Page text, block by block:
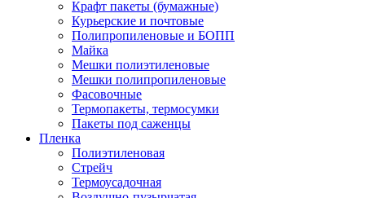
Крафт пакеты (бумажные)
Курьерские и почтовые
Полипропиленовые и БОПП
Майка
Мешки полиэтиленовые
Мешки полипропиленовые
Фасовочные
Термопакеты, термосумки
Пакеты под саженцы
Пленка
Полиэтиленовая
Стрейч
Термоусадочная